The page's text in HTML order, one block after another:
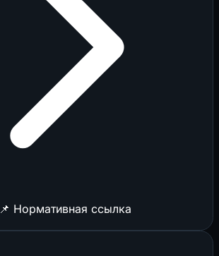
📌 Нормативная ссылка